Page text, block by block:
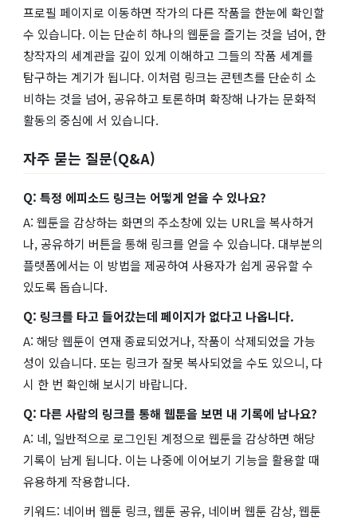
프로필 페이지로 이동하면 작가의 다른 작품을 한눈에 확인할
수 있습니다. 이는 단순히 하나의 웹툰을 즐기는 것을 넘어, 한
창작자의 세계관을 깊이 있게 이해하고 그들의 작품 세계를
탐구하는 계기가 됩니다. 이처럼 링크는 콘텐츠를 단순히 소
비하는 것을 넘어, 공유하고 토론하며 확장해 나가는 문화적
활동의 중심에 서 있습니다.
자주 묻는 질문(Q&A)
Q: 특정 에피소드 링크는 어떻게 얻을 수 있나요?
A: 웹툰을 감상하는 화면의 주소창에 있는 URL을 복사하거
나, 공유하기 버튼을 통해 링크를 얻을 수 있습니다. 대부분의
플랫폼에서는 이 방법을 제공하여 사용자가 쉽게 공유할 수
있도록 돕습니다.
Q: 링크를 타고 들어갔는데 페이지가 없다고 나옵니다.
A: 해당 웹툰이 연재 종료되었거나, 작품이 삭제되었을 가능
성이 있습니다. 또는 링크가 잘못 복사되었을 수도 있으니, 다
시 한 번 확인해 보시기 바랍니다.
Q: 다른 사람의 링크를 통해 웹툰을 보면 내 기록에 남나요?
A: 네, 일반적으로 로그인된 계정으로 웹툰을 감상하면 해당
기록이 남게 됩니다. 이는 나중에 이어보기 기능을 활용할 때
유용하게 작용합니다.
키워드: 네이버 웹툰 링크, 웹툰 공유, 네이버 웹툰 감상, 웹툰